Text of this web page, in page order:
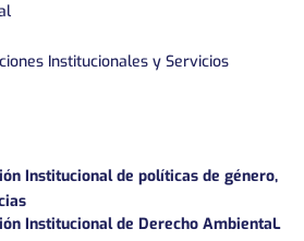
Institucionales y Servicios
Institucional de políticas de género,
Institucional de Derecho AmbientaL